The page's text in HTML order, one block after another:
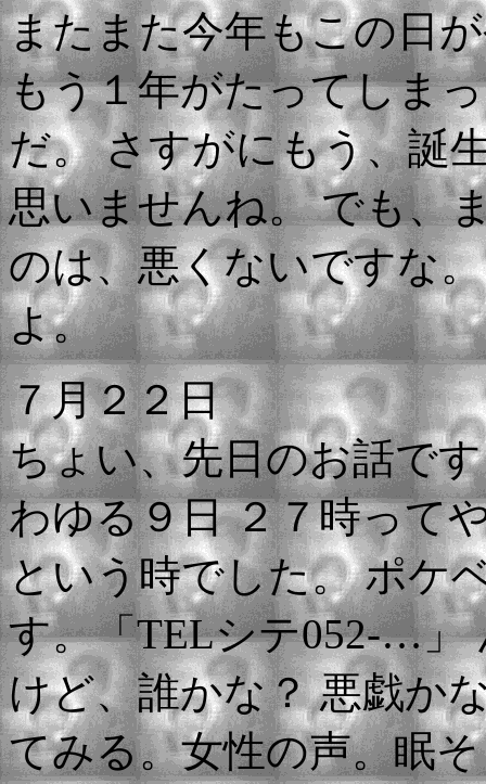
またまた今年もこの日
もう１年がたってしま
だ。 さすがにもう、誕
思いませんね。 でも、
のは、悪くないですな
よ。
７月２２日
ちょい、先日のお話で
わゆる９日 ２７時って
という時でした。 ポケ
す。「TELシテ052-…」
けど、誰かな？ 悪戯か
てみる。女性の声。眠